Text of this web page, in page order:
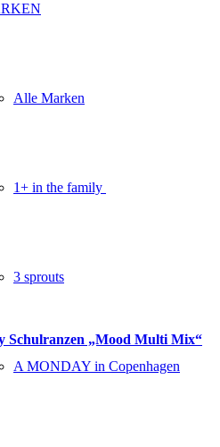
Alle Marken
1+ in the family
3 sprouts
A MONDAY in Copenhagen
Schulranzen „Mood Multi Mix“